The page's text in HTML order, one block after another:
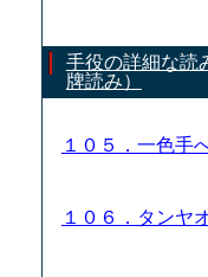
手役の詳細な読
牌読み）
１０５．一色手
１０６．タンヤ